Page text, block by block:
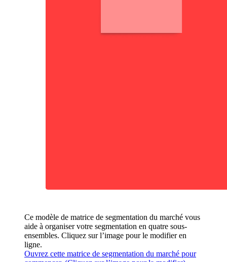
Ce modèle de matrice de segmentation du marché vous
aide à organiser votre segmentation en quatre sous-
ensembles. Cliquez sur l’image pour le modifier en
ligne.
Ouvrez cette matrice de segmentation du marché pour